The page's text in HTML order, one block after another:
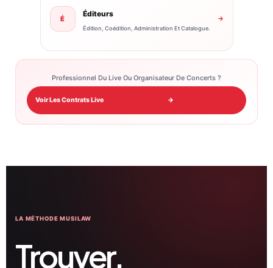
É
Éditeurs
Édition, Coédition, Administration Et Catalogue.
→
Professionnel Du Live Ou Organisateur De Concerts ?
Voir Les Contrats Live →
LA MÉTHODE MUSILAW
Trouver.